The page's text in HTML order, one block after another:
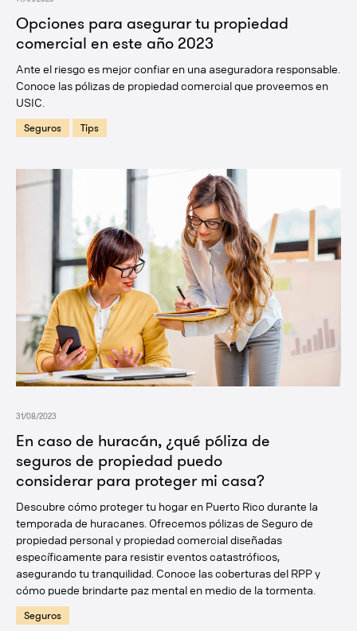
Opciones para asegurar tu propiedad
comercial en este año 2023
Ante el riesgo es mejor confiar en una aseguradora responsable.
Conoce las pólizas de propiedad comercial que proveemos en
USIC.
Seguros Tips
En caso de huracán, ¿qué póliza de
seguros de propiedad puedo
considerar para proteger mi casa?
31/08/2023
Descubre cómo proteger tu hogar en Puerto Rico durante la
temporada de huracanes. Ofrecemos pólizas de Seguro de
propiedad personal y propiedad comercial diseñadas
específicamente para resistir eventos catastróficos,
asegurando tu tranquilidad. Conoce las coberturas del RPP y
cómo puede brindarte paz mental en medio de la tormenta.
Seguros